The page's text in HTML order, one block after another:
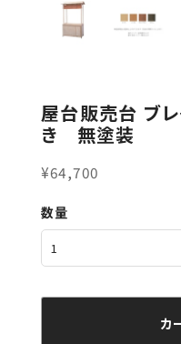
屋台販売台 ブ
き 無塗装
¥64,700
数量
カ